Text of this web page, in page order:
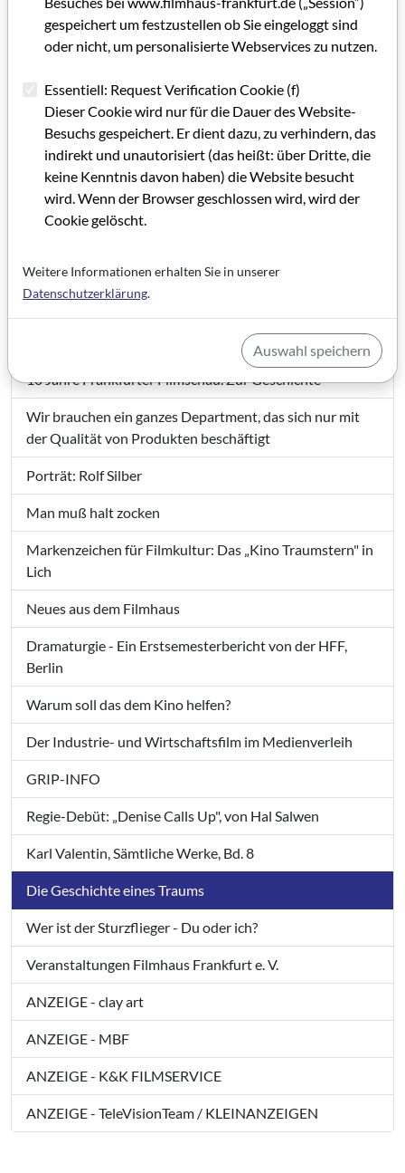
Editorial
10 Jahre Frankfurter Filmschau. Zur Geschichte
Wir brauchen ein ganzes Department, das sich nur mit
der Qualität von Produkten beschäftigt
Porträt: Rolf Silber
Man muß halt zocken
Markenzeichen für Filmkultur: Das „Kino Traumstern" in
Lich
Neues aus dem Filmhaus
Dramaturgie - Ein Erstsemesterbericht von der HFF,
Berlin
Warum soll das dem Kino helfen?
Der Industrie- und Wirtschaftsfilm im Medienverleih
GRIP-INFO
Regie-Debüt: „Denise Calls Up", von Hal Salwen
Karl Valentin, Sämtliche Werke, Bd. 8
Die Geschichte eines Traums
Wer ist der Sturzflieger - Du oder ich?
Veranstaltungen Filmhaus Frankfurt e. V.
ANZEIGE - clay art
ANZEIGE - MBF
ANZEIGE - K&K FILMSERVICE
ANZEIGE - TeleVisionTeam / KLEINANZEIGEN
gespeichert um festzustellen ob Sie eingeloggt sind
oder nicht, um personalisierte Webservices zu nutzen.
Essentiell: Request Verification Cookie (f)
Dieser Cookie wird nur für die Dauer des Website-
Besuchs gespeichert. Er dient dazu, zu verhindern, das
indirekt und unautorisiert (das heißt: über Dritte, die
keine Kenntnis davon haben) die Website besucht
wird. Wenn der Browser geschlossen wird, wird der
Cookie gelöscht.
Weitere Informationen erhalten Sie in unserer
Datenschutzerklärung.
Auswahl speichern